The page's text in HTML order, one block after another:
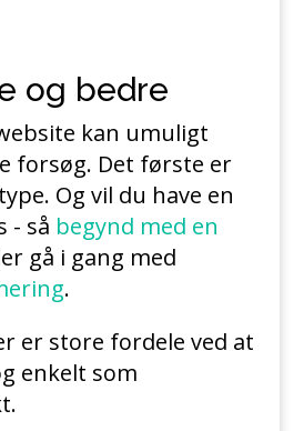
og bedre
kan umuligt
forsøg. Det første er
Og vil du have en
- så begynd med en
gå i gang med
.
er store fordele ved at
enkelt som